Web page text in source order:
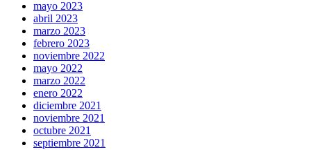
mayo 2023
abril 2023
marzo 2023
febrero 2023
noviembre 2022
mayo 2022
marzo 2022
enero 2022
diciembre 2021
noviembre 2021
octubre 2021
septiembre 2021